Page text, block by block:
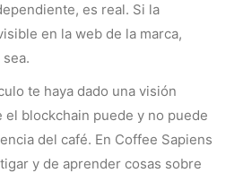
es real. Si la
en la web de la marca,
te haya dado una visión
el blockchain puede y no puede
del café. En Coffee Sapiens
y de aprender cosas sobre